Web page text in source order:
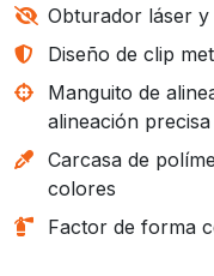
Obturador láser
Diseño de clip
Manguito de
alineación
Carcasa de
colores
Factor de forma